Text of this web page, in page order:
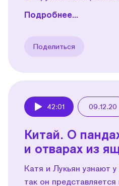
Подробнее...
Поделиться
42:01 09.12.20
Китай. О
и отварах из
Катя и Лукьян узнают
так он